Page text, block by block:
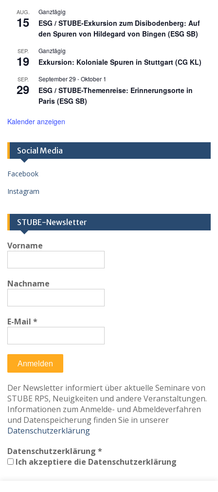
AUG.
15
Ganztägig
ESG / STUBE-Exkursion zum Disibodenberg: Auf
den Spuren von Hildegard von Bingen (ESG SB)
SEP.
19
Ganztägig
Exkursion: Koloniale Spuren in Stuttgart (CG KL)
SEP.
29
September 29 -Oktober 1
ESG / STUBE-Themenreise: Erinnerungsorte in
Paris (ESG SB)
Kalender anzeigen
Social Media
Facebook
Instagram
STUBE-Newsletter
Vorname
Nachname
E-Mail *
Der Newsletter informiert über aktuelle Seminare von
STUBE RPS, Neuigkeiten und andere Veranstaltungen.
Informationen zum Anmelde- und Abmeldeverfahren
und Datenspeicherung finden Sie in unserer
Datenschutzerklärung
Datenschutzerklärung *
Ich akzeptiere die Datenschutzerklärung